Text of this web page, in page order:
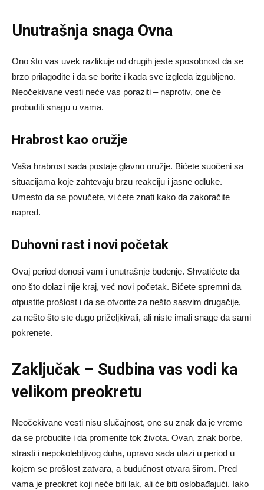
Unutrašnja snaga Ovna
Ono što vas uvek razlikuje od drugih jeste sposobnost da se
brzo prilagodite i da se borite i kada sve izgleda izgubljeno.
Neočekivane vesti neće vas poraziti – naprotiv, one će
probuditi snagu u vama.
Hrabrost kao oružje
Vaša hrabrost sada postaje glavno oružje. Bićete suočeni sa
situacijama koje zahtevaju brzu reakciju i jasne odluke.
Umesto da se povučete, vi ćete znati kako da zakoračite
napred.
Duhovni rast i novi početak
Ovaj period donosi vam i unutrašnje buđenje. Shvatićete da
ono što dolazi nije kraj, već novi početak. Bićete spremni da
otpustite prošlost i da se otvorite za nešto sasvim drugačije,
za nešto što ste dugo priželjkivali, ali niste imali snage da sami
pokrenete.
Zaključak – Sudbina vas vodi ka
velikom preokretu
Neočekivane vesti nisu slučajnost, one su znak da je vreme
da se probudite i da promenite tok života. Ovan, znak borbe,
strasti i nepokolebljivog duha, upravo sada ulazi u period u
kojem se prošlost zatvara, a budućnost otvara širom. Pred
vama je preokret koji neće biti lak, ali će biti oslobađajući. Iako